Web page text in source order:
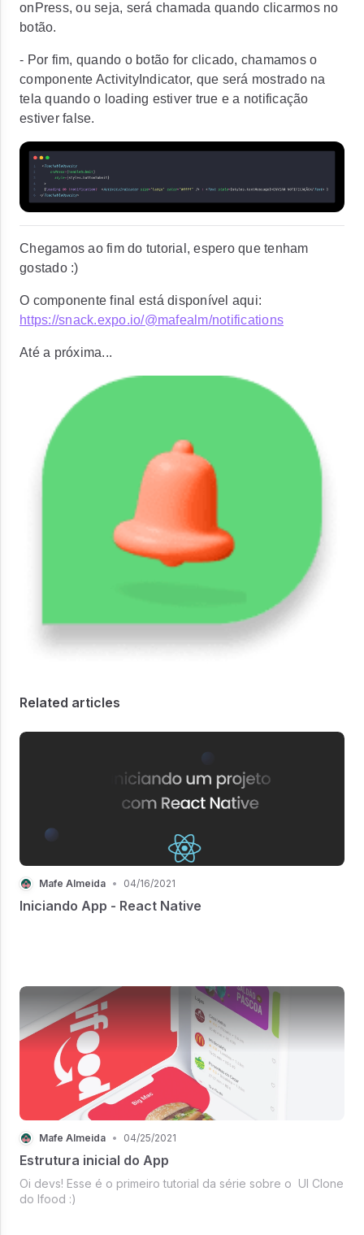
onPress, ou seja, será chamada quando clicarmos no
botão.
- Por fim, quando o botão for clicado, chamamos o
componente ActivityIndicator, que será mostrado na
tela quando o loading estiver true e a notificação
estiver false.
Chegamos ao fim do tutorial, espero que tenham
gostado :)
O componente final está disponível aqui:
https://snack.expo.io/@mafealm/notifications
Até a próxima...
Related articles
Mafe Almeida • 04/16/2021
Iniciando App - React Native
Mafe Almeida • 04/25/2021
Estrutura inicial do App
Oi devs! Esse é o primeiro tutorial da série sobre o UI Clone
do Ifood :)